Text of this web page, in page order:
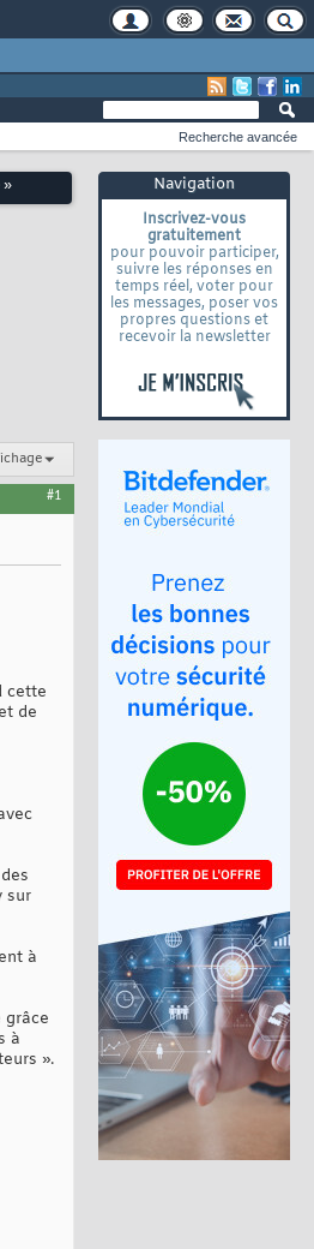
Navigation
Inscrivez-vous
gratuitement
pour pouvoir participer,
suivre les réponses en
temps réel, voter pour
les messages, poser vos
propres questions et
recevoir la newsletter
Recherche avancée
»
#1
cette
de
sur
à
grâce
à
».